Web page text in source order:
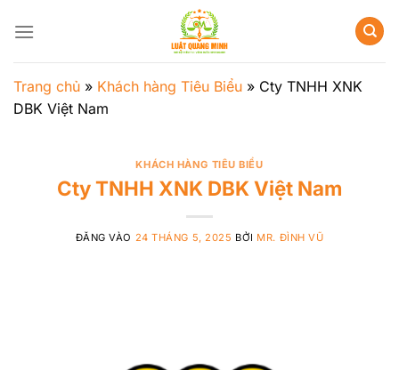
qua
dung
Trang chủ » Khách hàng Tiêu Biểu » Cty TNHH XNK
DBK Việt Nam
KHÁCH HÀNG TIÊU BIỂU
Cty TNHH XNK DBK Việt Nam
ĐĂNG VÀO 24 THÁNG 5, 2025 BỞI MR. ĐÌNH VŨ